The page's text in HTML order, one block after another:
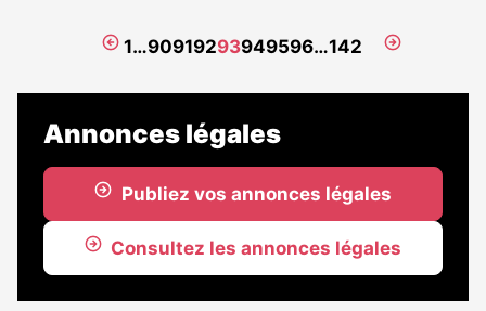
réservé
abonnés
Page
1…90919293949596…142
Page
Annonces légales
Publiez vos annonces légales
Consultez les annonces légales